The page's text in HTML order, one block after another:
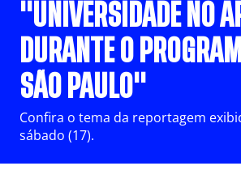
"UNIVERSIDADE NO
DURANTE O
SÃO PAULO"
Confira o tema da reportagem
sábado (17).